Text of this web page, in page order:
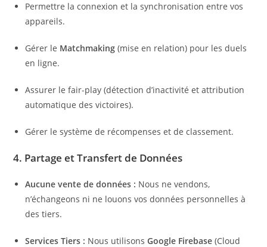
Permettre la connexion et la synchronisation entre vos
appareils.
Gérer le Matchmaking (mise en relation) pour les duels
en ligne.
Assurer le fair-play (détection d’inactivité et attribution
automatique des victoires).
Gérer le système de récompenses et de classement.
4. Partage et Transfert de Données
Aucune vente de données : Nous ne vendons,
n’échangeons ni ne louons vos données personnelles à
des tiers.
Services Tiers : Nous utilisonsGoogle Firebase (Cloud